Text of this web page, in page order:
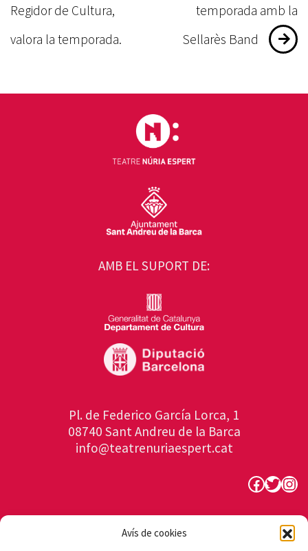
Avís de cookies
d'entrades
Regidor de Cultura,
valora la temporada.
temporada amb la
Sellarès Band
AMB EL SUPORT DE:
Pl. de Federico García Lorca, 1
08740 Sant Andreu de la Barca
info@teatrenuriaespert.cat